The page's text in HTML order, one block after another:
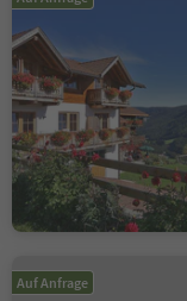
Auf Anfrage